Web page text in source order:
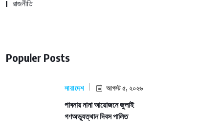
রাজনীতি
Populer Posts
সারাদেশ আগস্ট ৫, ২০২৬
পাবনায় নানা আয়োজনে জুলাই
গণঅভ্যুত্থান দিবস পালিত